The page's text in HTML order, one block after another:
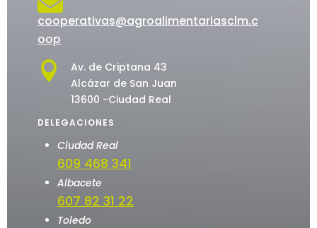
cooperativas@agroalimentariasclm.c
oop

Av. de Criptana 43
Alcázar de San Juan
13600 -Ciudad Real
DELEGACIONES
Ciudad Real
609 468 341
Albacete
607 82 31 22
Toledo